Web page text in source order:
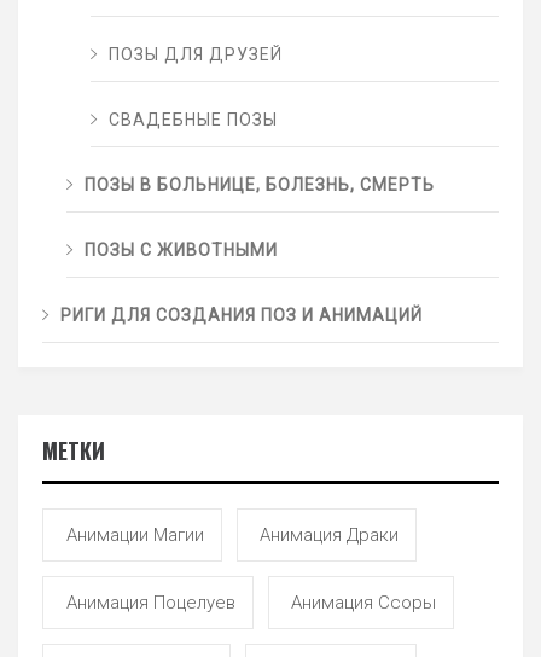
ПОЗЫ ДЛЯ ДРУЗЕЙ
СВАДЕБНЫЕ ПОЗЫ
ПОЗЫ В БОЛЬНИЦЕ, БОЛЕЗНЬ, СМЕРТЬ
ПОЗЫ С ЖИВОТНЫМИ
РИГИ ДЛЯ СОЗДАНИЯ ПОЗ И АНИМАЦИЙ
МЕТКИ
Анимации Магии Анимация Драки
Анимация Поцелуев Анимация Ссоры